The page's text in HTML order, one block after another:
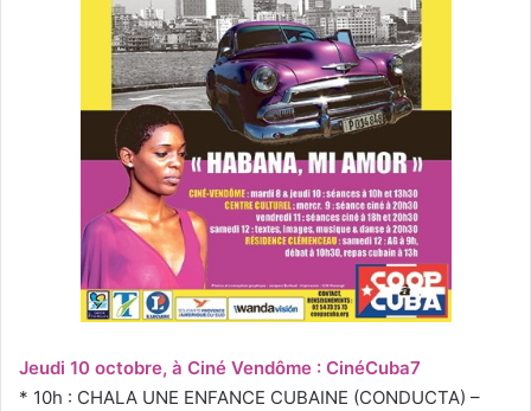
Jeudi 10 octobre, à Ciné Vendôme : CinéCuba7
* 10h : CHALA UNE ENFANCE CUBAINE (CONDUCTA) –